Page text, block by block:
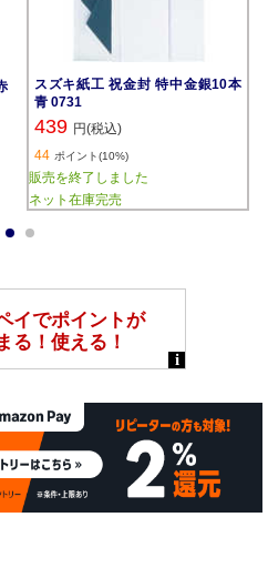
スズキ紙工 祝金封 特中金銀10本
青 0731
439 円(税込)
44 ポイント(10%)
販売を終了しました
ネット在庫完売